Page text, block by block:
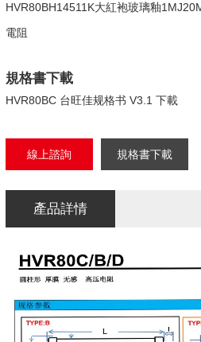
HVR80BH14511K大紅袍玻璃釉
電阻
規格書下載
HVR80BC 台旺佳规格书 V3.1 下載
線上諮詢 規格書下載
產品詳情